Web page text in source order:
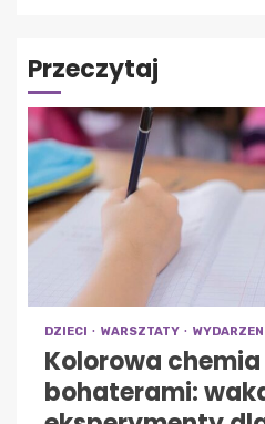
Przeczytaj
DZIECI WARSZTATY
Kolorowa
bohaterami: